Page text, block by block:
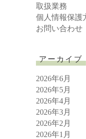
取扱業務
個人情報保護
お問い合わせ
アーカイブ
2026年6月
2026年5月
2026年4月
2026年3月
2026年2月
2026年1月